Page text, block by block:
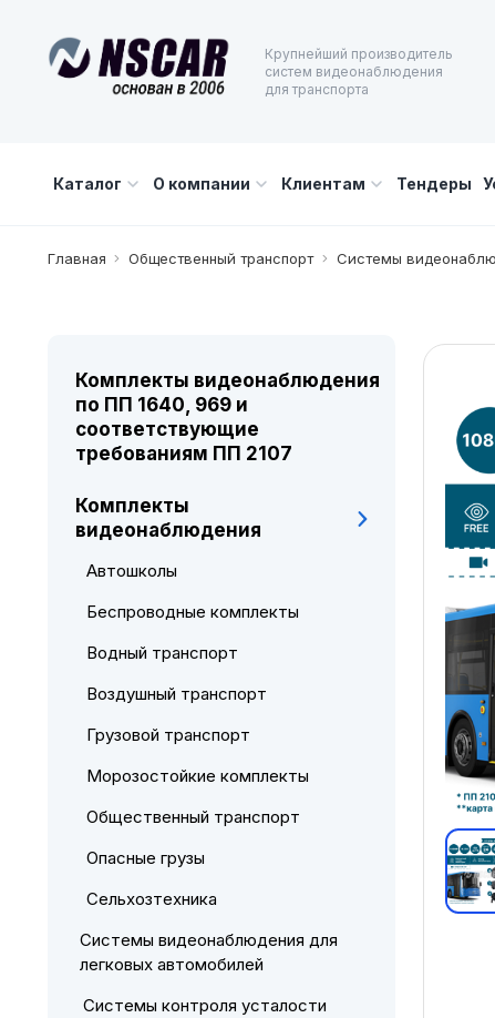
Крупнейший производитель
систем видеонаблюдения
для транспорта
Каталог О компании Клиентам Тендеры
Главная Общественный транспорт Системы
Комплекты видеонаблюдения
по ПП 1640, 969 и
соответствующие
требованиям ПП 2107
Комплекты
видеонаблюдения
Автошколы
Беспроводные комплекты
Водный транспорт
Воздушный транспорт
Грузовой транспорт
Морозостойкие комплекты
Общественный транспорт
Опасные грузы
Сельхозтехника
Системы видеонаблюдения для
легковых автомобилей
Системы контроля усталости